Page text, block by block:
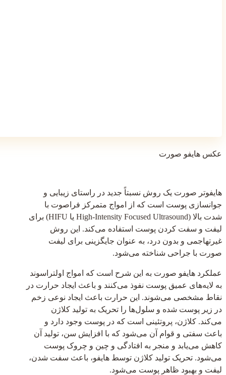
عکس هایفو صورت
هایفوتر صورت یک روش نسبتاً جدید در راستای زیبایی و
جوانسازی پوست است که از امواج متمرکز فراصوت با
شدت بالا (High-Intensity Focused Ultrasound یا HIFU) برای
لیفت و سفت کردن پوست استفاده می‌کند. این روش
غیرتهاجمی و بدون درد، به عنوان جایگزینی برای لیفت
صورت با جراحی شناخته می‌شود.
عملکرد هایفو صورت به این شرح است که امواج اولتراسوند
به لایه‌های عمیق پوست نفوذ می‌کنند و باعث ایجاد حرارت در
نقاط مشخصی می‌شوند. این حرارت باعث ایجاد نوعی زخم
در زیر پوست شده و سلول‌ها را تحریک به تولید کلاژن
می‌کند. کلاژن، پروتئینی است که در پوست وجود دارد و
باعث سفتی و قوام آن می‌شود که با افزایش سن، تولید آن
کاهش می‌یابد و منجر به افتادگی و چین و چروک پوست
می‌شود. تحریک تولید کلاژن توسط هایفو، باعث سفت شدن،
لیفت و بهبود ظاهر پوست می‌شود.